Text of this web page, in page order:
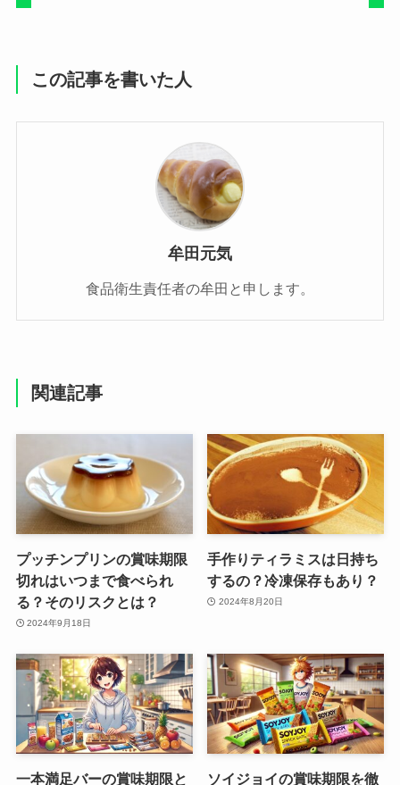
この記事を書いた人
牟田元気
食品衛生責任者の牟田と申します。
関連記事
プッチンプリンの賞味期限
切れはいつまで食べられ
る？そのリスクとは？
2024年9月18日
手作りティラミスは日持ち
するの？冷凍保存もあり？
2024年8月20日
一本満足バーの賞味期限と ソイジョイの賞味期限を徹